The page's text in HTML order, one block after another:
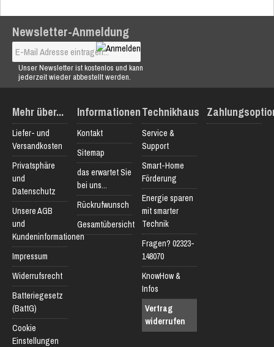
Newsletter-Anmeldung
Unser Newsletter ist kostenlos und kann
jederzeit wieder abbestellt werden.
Mehr über...
Liefer- und
Versandkosten
Privatsphäre
und
Datenschutz
Unsere AGB
und
Kundeninformationen
Impressum
Widerrufsrecht
Batteriegesetz
(BattG)
Cookie
Einstellungen
Informationen
Kontakt
Sitemap
das erwartet Sie
bei uns...
Rückrufwunsch
Gesamtübersicht
Technikhaus
Service &
Support
Smart-Home
Förderung
Energie sparen
mit smarter
Technik
Fragen? 02323-
148070
KnowHow &
Infos
Vertrag
widerrufen